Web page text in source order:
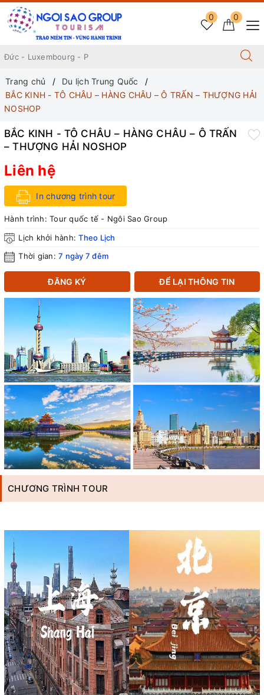
0
0
Trang chủ
Du lịch Trung Quốc
BẮC KINH - TÔ CHÂU – HÀNG CHÂU – Ô TRẤN – THƯỢNG HẢI
NOSHOP
CHƯƠNG TRÌNH TOUR
BẮC KINH - TÔ CHÂU – HÀNG CHÂU – Ô TRẤN
– THƯỢNG HẢI NOSHOP
Liên hệ
In chương trình tour
Hành trình: Tour quốc tế - Ngôi Sao Group
Lịch khởi hành:Theo Lịch
Thời gian: 7 ngày 7 đêm
ĐĂNG KÝ ĐỂ LẠI THÔNG TIN